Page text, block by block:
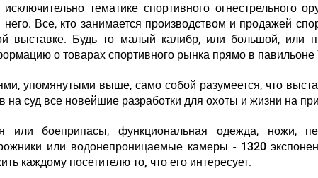
исключительно тематике спортивного огнестрельного
него. Все, кто занимается производством и продажей
выставке. Будь то малый калибр, или большой, или
о товарах спортивного рынка прямо в павильоне
упомянутыми выше, само собой разумеется, что
на суд все новейшие разработки для охоты и жизни на
или боеприпасы, функциональная одежда, ножи,
или водонепроницаемые камеры - 1320
каждому посетителю то, что его интересует.